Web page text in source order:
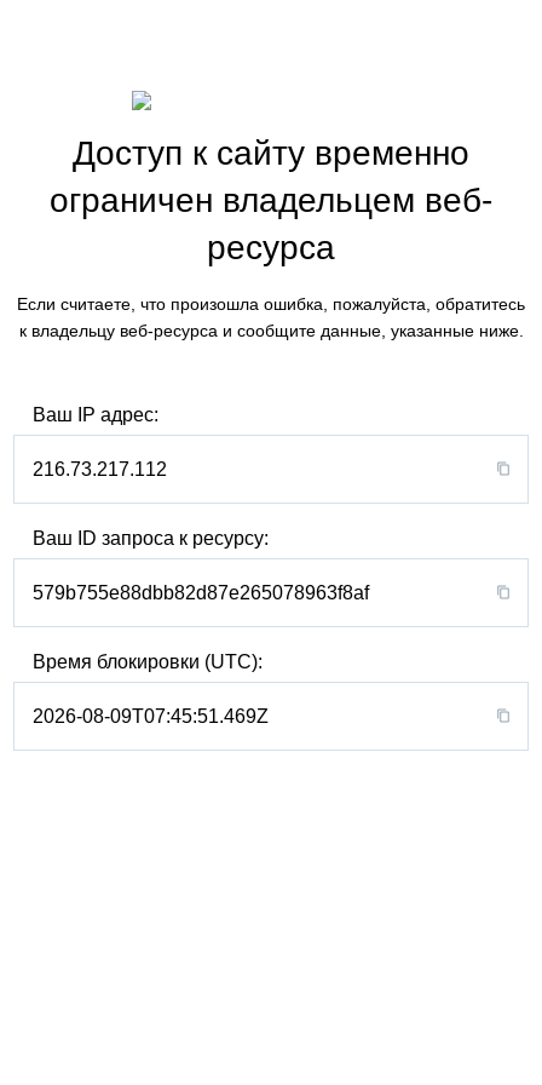
Доступ к сайту временно
ограничен владельцем веб-
ресурса
Если считаете, что произошла ошибка, пожалуйста, обратитесь
к владельцу веб-ресурса и сообщите данные, указанные ниже.
Ваш IP адрес:
216.73.217.112
Ваш ID запроса к ресурсу:
579b755e88dbb82d87e265078963f8af
Время блокировки (UTC):
2026-08-09T07:45:51.469Z